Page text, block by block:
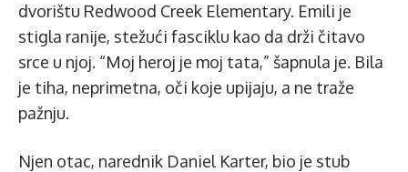
dvorištu Redwood Creek Elementary. Emili je
stigla ranije, stežući fasciklu kao da drži čitavo
srce u njoj. “Moj heroj je moj tata,” šapnula je. Bila
je tiha, neprimetna, oči koje upijaju, a ne traže
pažnju.
Njen otac, narednik Daniel Karter, bio je stub